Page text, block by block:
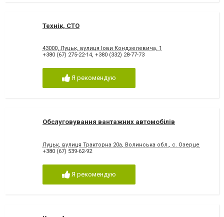
Технік, СТО
43000, Луцьк, вулиця Іови Кондзелевича, 1
+380 (67) 275-22-14, +380 (332) 28-77-73
Я рекомендую
Обслуговування вантажних автомобілів
Луцьк, вулиця Тракторна 20а, Волинська обл., с. Озерце
+380 (67) 539-62-92
Я рекомендую